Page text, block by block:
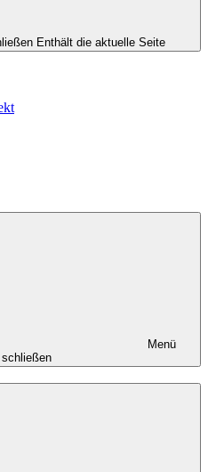
Enthält die aktuelle Seite
Menü
schließen